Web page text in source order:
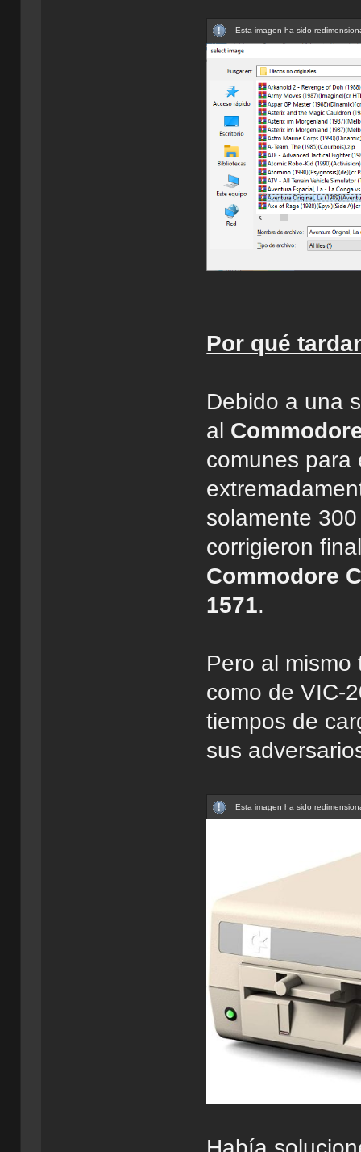
Esta imagen ha sido
Por qué
Debido a una
al
comunes
solamente
corrigieron
Commodore
1571.
Pero al
como de VIC-
tiempos de
sus
Esta imagen ha sido